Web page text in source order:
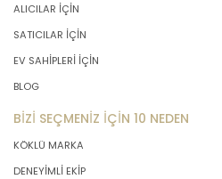
ALICILAR İÇİN
SATICILAR İÇİN
EV SAHİPLERİ İÇİN
BLOG
BİZİ SEÇMENİZ İÇİN 10 NEDEN
KÖKLÜ MARKA
DENEYİMLİ EKİP